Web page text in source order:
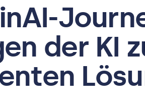
der KI